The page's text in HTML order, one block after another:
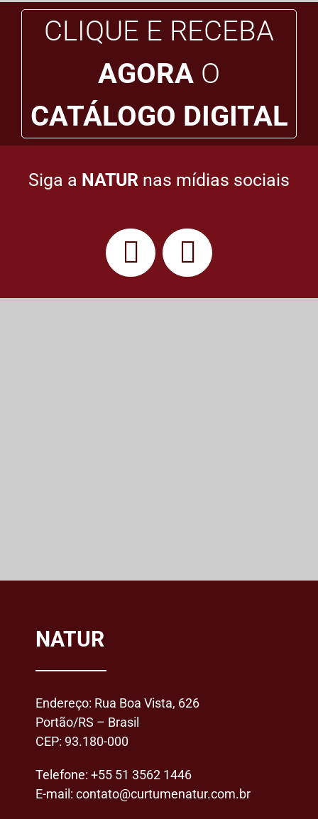
CLIQUE E RECEBA
AGORA O
CATÁLOGO DIGITAL
Siga a NATUR nas mídias sociais
NATUR
Endereço: Rua Boa Vista, 626
Portão/RS – Brasil
CEP: 93.180-000
Telefone: +55 51 3562 1446
E-mail: contato@curtumenatur.com.br